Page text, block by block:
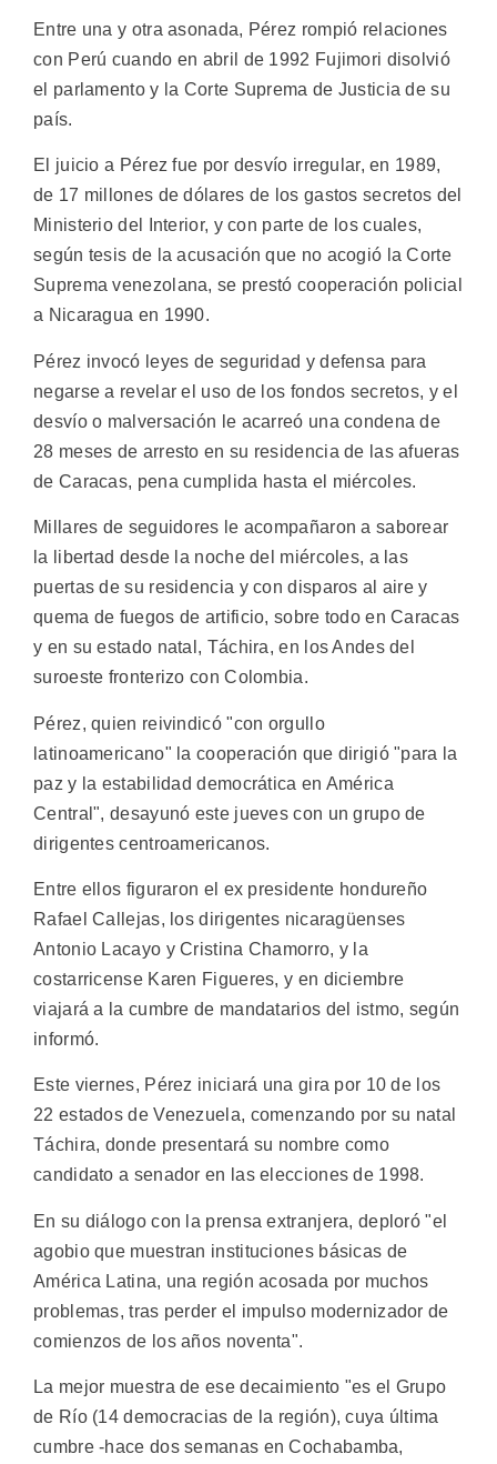
Entre una y otra asonada, Pérez rompió relaciones
con Perú cuando en abril de 1992 Fujimori disolvió
el parlamento y la Corte Suprema de Justicia de su
país.
El juicio a Pérez fue por desvío irregular, en 1989,
de 17 millones de dólares de los gastos secretos del
Ministerio del Interior, y con parte de los cuales,
según tesis de la acusación que no acogió la Corte
Suprema venezolana, se prestó cooperación policial
a Nicaragua en 1990.
Pérez invocó leyes de seguridad y defensa para
negarse a revelar el uso de los fondos secretos, y el
desvío o malversación le acarreó una condena de
28 meses de arresto en su residencia de las afueras
de Caracas, pena cumplida hasta el miércoles.
Millares de seguidores le acompañaron a saborear
la libertad desde la noche del miércoles, a las
puertas de su residencia y con disparos al aire y
quema de fuegos de artificio, sobre todo en Caracas
y en su estado natal, Táchira, en los Andes del
suroeste fronterizo con Colombia.
Pérez, quien reivindicó "con orgullo
latinoamericano" la cooperación que dirigió "para la
paz y la estabilidad democrática en América
Central", desayunó este jueves con un grupo de
dirigentes centroamericanos.
Entre ellos figuraron el ex presidente hondureño
Rafael Callejas, los dirigentes nicaragüenses
Antonio Lacayo y Cristina Chamorro, y la
costarricense Karen Figueres, y en diciembre
viajará a la cumbre de mandatarios del istmo, según
informó.
Este viernes, Pérez iniciará una gira por 10 de los
22 estados de Venezuela, comenzando por su natal
Táchira, donde presentará su nombre como
candidato a senador en las elecciones de 1998.
En su diálogo con la prensa extranjera, deploró "el
agobio que muestran instituciones básicas de
América Latina, una región acosada por muchos
problemas, tras perder el impulso modernizador de
comienzos de los años noventa".
La mejor muestra de ese decaimiento "es el Grupo
de Río (14 democracias de la región), cuya última
cumbre -hace dos semanas en Cochabamba,